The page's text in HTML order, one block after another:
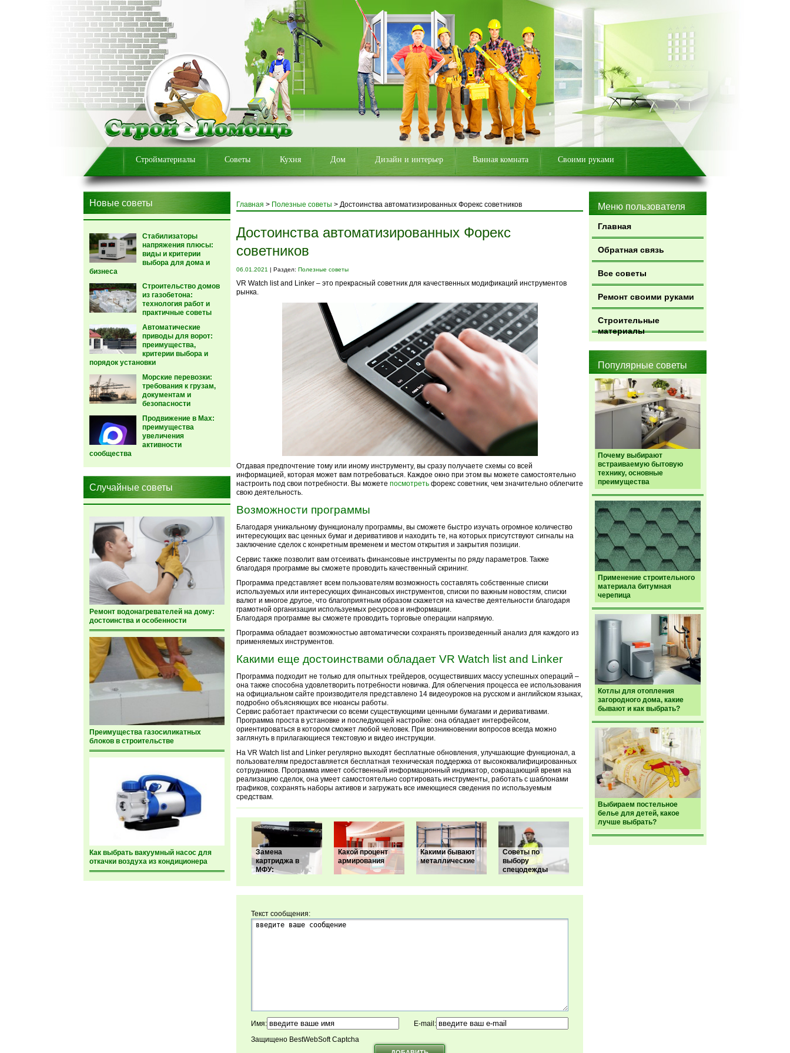
Стройматериалы Советы Кухня Дом Дизайн и интерьер Ванная комната Своими руками
Новые советы
Стабилизаторы
напряжения плюсы:
виды и критерии
выбора для дома и
бизнеса
Строительство домов
из газобетона:
технология работ и
практичные советы
Автоматические
приводы для ворот:
преимущества,
критерии выбора и
порядок установки
Морские перевозки:
требования к грузам,
документам и
безопасности
Продвижение в Max:
преимущества
увеличения
активности
сообщества
Случайные советы
Ремонт водонагревателей на дому:
достоинства и особенности
Преимущества газосиликатных
блоков в строительстве
Как выбрать вакуумный насос для
откачки воздуха из кондиционера
Меню пользователя
Главная
Обратная связь
Все советы
Ремонт своими руками
Строительные
материалы
Популярные советы
Почему выбирают
встраиваемую бытовую
технику, основные
преимущества
Применение строительного
материала битумная
черепица
Котлы для отопления
загородного дома, какие
бывают и как выбрать?
Выбираем постельное
белье для детей, какое
лучше выбрать?
Главная > Полезные советы > Достоинства автоматизированных Форекс советников
Достоинства автоматизированных Форекс
советников
06.01.2021 | Раздел: Полезные советы
VR Watch list and Linker – это прекрасный советник для качественных модификаций инструментов
рынка.
Отдавая предпочтение тому или иному инструменту, вы сразу получаете схемы со всей
информацией, которая может вам потребоваться. Каждое окно при этом вы можете самостоятельно
настроить под свои потребности. Вы можете посмотреть форекс советник, чем значительно облегчите
свою деятельность.
Возможности программы
Благодаря уникальному функционалу программы, вы сможете быстро изучать огромное количество
интересующих вас ценных бумаг и деривативов и находить те, на которых присутствуют сигналы на
заключение сделок с конкретным временем и местом открытия и закрытия позиции.
Сервис также позволит вам отсеивать финансовые инструменты по ряду параметров. Также
благодаря программе вы сможете проводить качественный скрининг.
Программа представляет всем пользователям возможность составлять собственные списки
используемых или интересующих финансовых инструментов, списки по важным новостям, списки
валют и многое другое, что благоприятным образом скажется на качестве деятельности благодаря
грамотной организации используемых ресурсов и информации.
Благодаря программе вы сможете проводить торговые операции напрямую.
Программа обладает возможностью автоматически сохранять произведенный анализ для каждого из
применяемых инструментов.
Какими еще достоинствами обладает VR Watch list and Linker
Программа подходит не только для опытных трейдеров, осуществивших массу успешных операций –
она также способна удовлетворить потребности новичка. Для облегчения процесса ее использования
на официальном сайте производителя представлено 14 видеоуроков на русском и английском языках,
подробно объясняющих все нюансы работы.
Сервис работает практически со всеми существующими ценными бумагами и деривативами.
Программа проста в установке и последующей настройке: она обладает интерфейсом,
ориентироваться в котором сможет любой человек. При возникновении вопросов всегда можно
заглянуть в прилагающиеся текстовую и видео инструкции.
На VR Watch list and Linker регулярно выходят бесплатные обновления, улучшающие функционал, а
пользователям предоставляется бесплатная техническая поддержка от высококвалифицированных
сотрудников. Программа имеет собственный информационный индикатор, сокращающий время на
реализацию сделок, она умеет самостоятельно сортировать инструменты, работать с шаблонами
графиков, сохранять наборы активов и загружать все имеющиеся сведения по используемым
средствам.
Замена
картриджа в
МФУ:
Какой процент
армирования
Какими бывают
металлические
Советы по
выбору
спецодежды
Текст сообщения:
Имя:
E-mail:
Защищено BestWebSoft Captcha